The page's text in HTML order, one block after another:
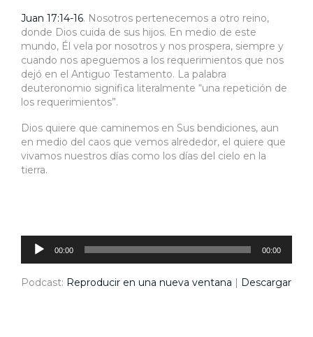
Juan 17:14-16. Nosotros pertenecemos a otro reino,
donde Dios cuida de sus hijos. En medio de este
mundo, Él vela por nosotros y nos prospera, siempre y
cuando nos apeguemos a los requerimientos que nos
dejó en el Antiguo Testamento. La palabra
deuteronomio significa literalmente “una repetición de
los requerimientos”.
Dios quiere que caminemos en Sus bendiciones, aun
en medio del caos que vemos alrededor, el quiere que
vivamos nuestros días como los días del cielo en la
tierra.
Reproductor
audio 00:00 00:00
Podcast: Reproducir en una nueva ventana | Descargar